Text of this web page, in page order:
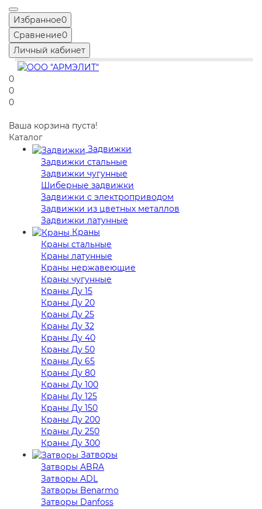
Избранное0
Сравнение0
Личный кабинет
0
0
0
Ваша корзина пуста!
Каталог
Задвижки
Задвижки стальные
Задвижки чугунные
Шиберные задвижки
Задвижки с электроприводом
Задвижки из цветных металлов
Задвижки латунные
Краны
Краны стальные
Краны латунные
Краны нержавеющие
Краны чугунные
Краны Ду 15
Краны Ду 20
Краны Ду 25
Краны Ду 32
Краны Ду 40
Краны Ду 50
Краны Ду 65
Краны Ду 80
Краны Ду 100
Краны Ду 125
Краны Ду 150
Краны Ду 200
Краны Ду 250
Краны Ду 300
Затворы
Затворы ABRA
Затворы ADL
Затворы Benarmo
Затворы Danfoss